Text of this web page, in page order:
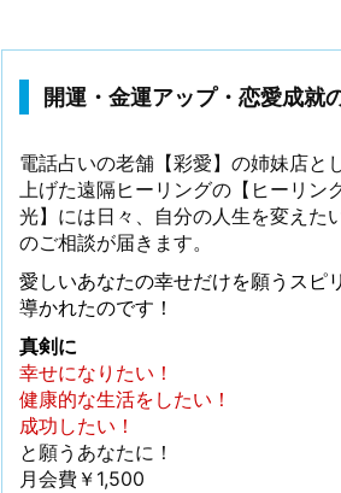
開運・金運アップ・恋愛成就
電話占いの老舗【彩愛】の姉妹店と
上げた遠隔ヒーリングの【ヒーリン
光】には日々、自分の人生を変えた
のご相談が届きます。
愛しいあなたの幸せだけを願うスピ
導かれたのです！
真剣に
幸せになりたい！
健康的な生活をしたい！
成功したい！
と願うあなたに！
月会費￥1,500